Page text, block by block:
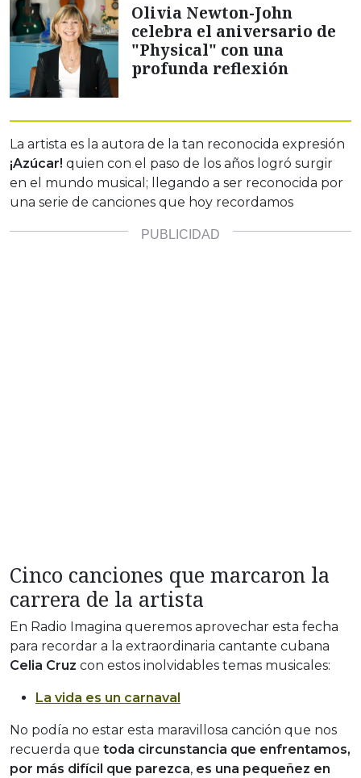
Olivia Newton-John
celebra el aniversario de
"Physical" con una
profunda reflexión
La artista es la autora de la tan reconocida expresión
¡Azúcar! quien con el paso de los años logró surgir
en el mundo musical; llegando a ser reconocida por
una serie de canciones que hoy recordamos
Cinco canciones que marcaron la
carrera de la artista
En Radio Imagina queremos aprovechar esta fecha
para recordar a la extraordinaria cantante cubana
Celia Cruz con estos inolvidables temas musicales:
La vida es un carnaval
No podía no estar esta maravillosa canción que nos
recuerda que toda circunstancia que enfrentamos,
por más difícil que parezca, es una pequeñez en